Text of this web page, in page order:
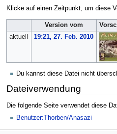
Klicke auf einen Zeitpunkt, um diese
Version vom
aktuell
19:21, 27. Feb. 2010
Du kannst diese Datei nicht
Dateiverwendung
Die folgende Seite verwendet diese
Benutzer:Thorben/Anasazi